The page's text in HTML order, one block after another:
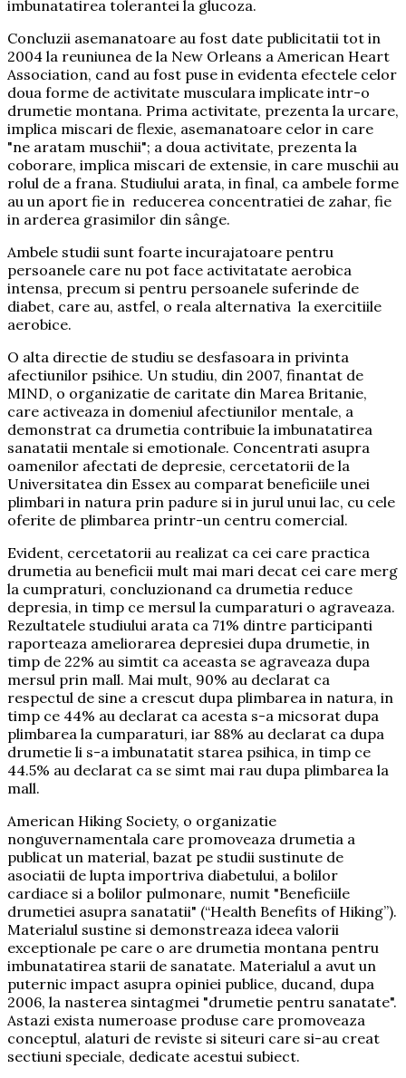
imbunatatirea tolerantei la glucoza.
Concluzii asemanatoare au fost date publicitatii tot in
2004 la reuniunea de la New Orleans a American Heart
Association, cand au fost puse in evidenta efectele celor
doua forme de activitate musculara implicate intr-o
drumetie montana. Prima activitate, prezenta la urcare,
implica miscari de flexie, asemanatoare celor in care
"ne aratam muschii"; a doua activitate, prezenta la
coborare, implica miscari de extensie, in care muschii au
rolul de a frana. Studiului arata, in final, ca ambele forme
au un aport fie in reducerea concentratiei de zahar, fie
in arderea grasimilor din sânge.
Ambele studii sunt foarte incurajatoare pentru
persoanele care nu pot face activitatate aerobica
intensa, precum si pentru persoanele suferinde de
diabet, care au, astfel, o reala alternativa la exercitiile
aerobice.
O alta directie de studiu se desfasoara in privinta
afectiunilor psihice. Un studiu, din 2007, finantat de
MIND, o organizatie de caritate din Marea Britanie,
care activeaza in domeniul afectiunilor mentale, a
demonstrat ca drumetia contribuie la imbunatatirea
sanatatii mentale si emotionale. Concentrati asupra
oamenilor afectati de depresie, cercetatorii de la
Universitatea din Essex au comparat beneficiile unei
plimbari in natura prin padure si in jurul unui lac, cu cele
oferite de plimbarea printr-un centru comercial.
Evident, cercetatorii au realizat ca cei care practica
drumetia au beneficii mult mai mari decat cei care merg
la cumpraturi, concluzionand ca drumetia reduce
depresia, in timp ce mersul la cumparaturi o agraveaza.
Rezultatele studiului arata ca 71% dintre participanti
raporteaza ameliorarea depresiei dupa drumetie, in
timp de 22% au simtit ca aceasta se agraveaza dupa
mersul prin mall. Mai mult, 90% au declarat ca
respectul de sine a crescut dupa plimbarea in natura, in
timp ce 44% au declarat ca acesta s-a micsorat dupa
plimbarea la cumparaturi, iar 88% au declarat ca dupa
drumetie li s-a imbunatatit starea psihica, in timp ce
44.5% au declarat ca se simt mai rau dupa plimbarea la
mall.
American Hiking Society, o organizatie
nonguvernamentala care promoveaza drumetia a
publicat un material, bazat pe studii sustinute de
asociatii de lupta importriva diabetului, a bolilor
cardiace si a bolilor pulmonare, numit "Beneficiile
drumetiei asupra sanatatii" (“Health Benefits of Hiking”).
Materialul sustine si demonstreaza ideea valorii
exceptionale pe care o are drumetia montana pentru
imbunatatirea starii de sanatate. Materialul a avut un
puternic impact asupra opiniei publice, ducand, dupa
2006, la nasterea sintagmei "drumetie pentru sanatate".
Astazi exista numeroase produse care promoveaza
conceptul, alaturi de reviste si siteuri care si-au creat
sectiuni speciale, dedicate acestui subiect.